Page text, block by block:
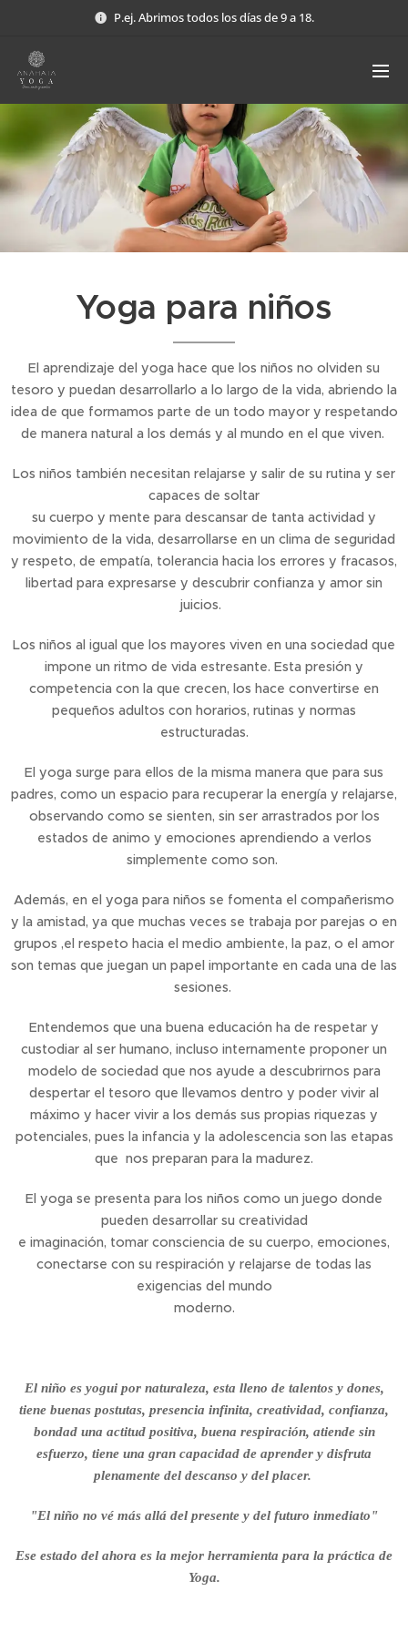
P.ej. Abrimos todos los días de 9 a 18.
Yoga para niños
El aprendizaje del yoga hace que los niños no olviden su
tesoro y puedan desarrollarlo a lo largo de la vida, abriendo la
idea de que formamos parte de un todo mayor y respetando
de manera natural a los demás y al mundo en el que viven.
Los niños también necesitan relajarse y salir de su rutina y ser
capaces de soltar
su cuerpo y mente para descansar de tanta actividad y
movimiento de la vida, desarrollarse en un clima de seguridad
y respeto, de empatía, tolerancia hacia los errores y fracasos,
libertad para expresarse y descubrir confianza y amor sin
juicios.
Los niños al igual que los mayores viven en una sociedad que
impone un ritmo de vida estresante. Esta presión y
competencia con la que crecen, los hace convertirse en
pequeños adultos con horarios, rutinas y normas
estructuradas.
El yoga surge para ellos de la misma manera que para sus
padres, como un espacio para recuperar la energía y relajarse,
observando como se sienten, sin ser arrastrados por los
estados de animo y emociones aprendiendo a verlos
simplemente como son.
Además, en el yoga para niños se fomenta el compañerismo
y la amistad, ya que muchas veces se trabaja por parejas o en
grupos ,el respeto hacia el medio ambiente, la paz, o el amor
son temas que juegan un papel importante en cada una de las
sesiones.
Entendemos que una buena educación ha de respetar y
custodiar al ser humano, incluso internamente proponer un
modelo de sociedad que nos ayude a descubrirnos para
despertar el tesoro que llevamos dentro y poder vivir al
máximo y hacer vivir a los demás sus propias riquezas y
potenciales, pues la infancia y la adolescencia son las etapas
que nos preparan para la madurez.
El yoga se presenta para los niños como un juego donde
pueden desarrollar su creatividad
e imaginación, tomar consciencia de su cuerpo, emociones,
conectarse con su respiración y relajarse de todas las
exigencias del mundo
moderno.
El niño es yogui por naturaleza, esta lleno de talentos y dones,
tiene buenas postutas, presencia infinita, creatividad, confianza,
bondad una actitud positiva, buena respiración, atiende sin
esfuerzo, tiene una gran capacidad de aprender y disfruta
plenamente del descanso y del placer.
"El niño no vé más allá del presente y del futuro inmediato"
Ese estado del ahora es la mejor herramienta para la práctica de
Yoga.